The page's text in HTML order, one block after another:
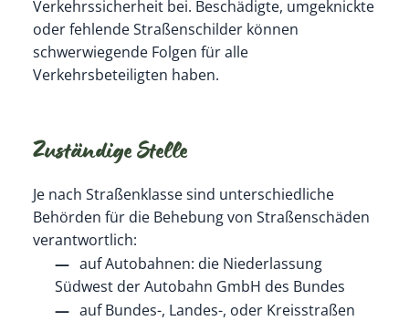
Verkehrssicherheit bei. Beschädigte, umgeknickte
oder fehlende Straßenschilder können
schwerwiegende Folgen für alle
Verkehrsbeteiligten haben.
Zuständige Stelle
Je nach Straßenklasse sind unterschiedliche
Behörden für die Behebung von Straßenschäden
verantwortlich:
auf Autobahnen: die Niederlassung
Südwest der Autobahn GmbH des Bundes
auf Bundes-, Landes-, oder Kreisstraßen